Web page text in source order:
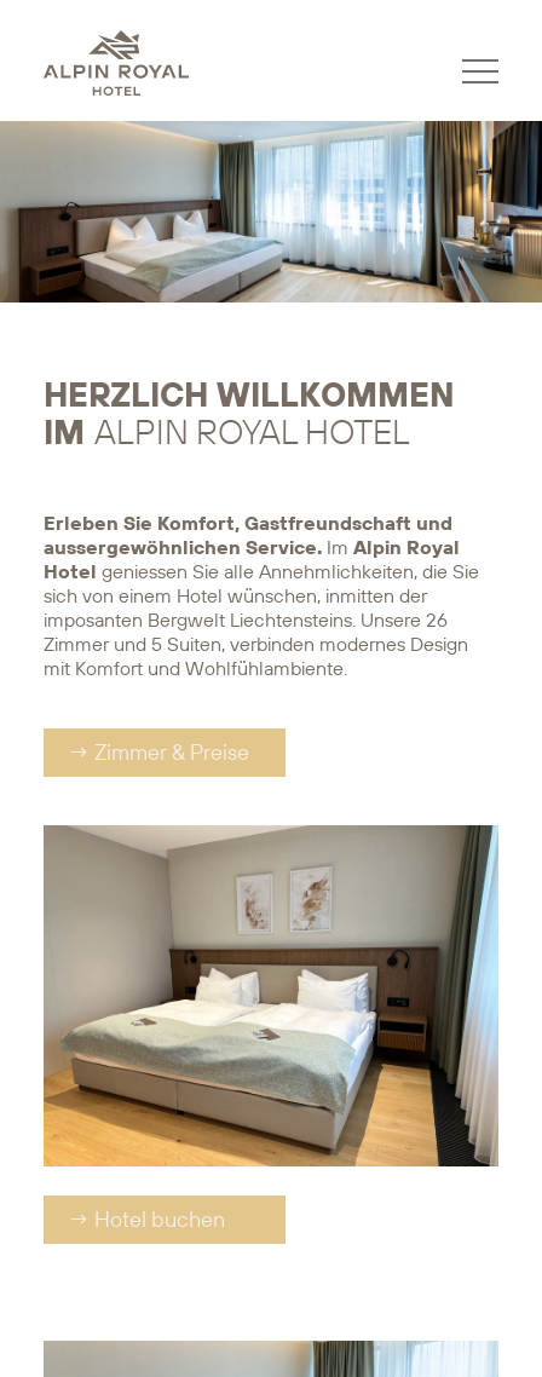
HERZLICH WILLKOMMEN
IM ALPIN ROYAL HOTEL
Erleben Sie Komfort, Gastfreundschaft und
aussergewöhnlichen Service. Im Alpin Royal
Hotel geniessen Sie alle Annehmlichkeiten, die Sie
sich von einem Hotel wünschen, inmitten der
imposanten Bergwelt Liechtensteins. Unsere 26
Zimmer und 5 Suiten, verbinden modernes Design
mit Komfort und Wohlfühlambiente.
→ Zimmer & Preise
→ Hotel buchen